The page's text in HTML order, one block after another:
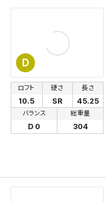
D
ロフト
10.5
硬さ
SR
長さ
45.25
バランス
D 0
総重量
304